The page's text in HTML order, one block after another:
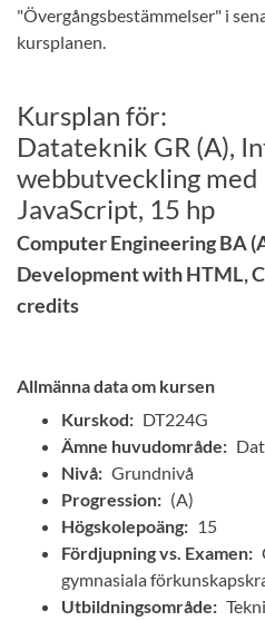
"Övergångsbestämmelser" i
kursplanen.
Kursplan för:
Datateknik GR (A),
webbutveckling med
JavaScript, 15 hp
Computer Engineering BA
Development with HTML,
credits
Allmänna data om kursen
Kurskod: DT224G
Ämne huvudområde:
Nivå: Grundnivå
Progression: (A)
Högskolepoäng: 15
Fördjupning vs. Examen:
gymnasiala
Utbildningsområde: